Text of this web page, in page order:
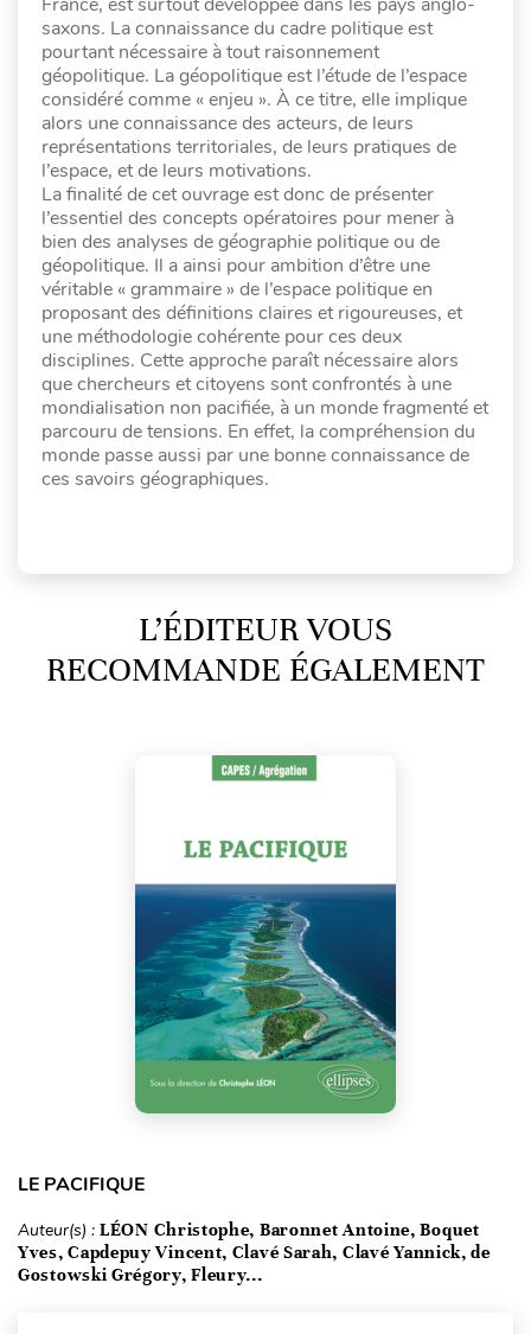
saxons. La connaissance du cadre politique est
pourtant nécessaire à tout raisonnement
géopolitique. La géopolitique est l’étude de l’espace
considéré comme « enjeu ». À ce titre, elle implique
alors une connaissance des acteurs, de leurs
représentations territoriales, de leurs pratiques de
l’espace, et de leurs motivations.
La finalité de cet ouvrage est donc de présenter
l’essentiel des concepts opératoires pour mener à
bien des analyses de géographie politique ou de
géopolitique. Il a ainsi pour ambition d’être une
véritable « grammaire » de l’espace politique en
proposant des définitions claires et rigoureuses, et
une méthodologie cohérente pour ces deux
disciplines. Cette approche paraît nécessaire alors
que chercheurs et citoyens sont confrontés à une
mondialisation non pacifiée, à un monde fragmenté et
parcouru de tensions. En effet, la compréhension du
monde passe aussi par une bonne connaissance de
ces savoirs géographiques.
L’ÉDITEUR VOUS
RECOMMANDE ÉGALEMENT
LE PACIFIQUE
Auteur(s) : LÉON Christophe, Baronnet Antoine, Boquet
Yves, Capdepuy Vincent, Clavé Sarah, Clavé Yannick, de
Gostowski Grégory, Fleury...